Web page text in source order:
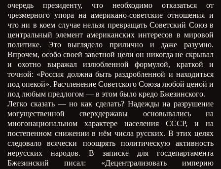
очередь президенту, что необходимо отказаться от
чрезмерного упора на американо-советские отношения и
что ни в коем случае нельзя превращать Советский Союз в
центральный элемент американских интересов в мировой
политике. Это выглядело прилично и даже разумно.
Впрочем, особо своей заветной цели он никогда не скрывал
и охотно выражал излюбленной формулой, краткой и
точной: «Россия должна быть раздробленной и находиться
под опекой». Расчленение Советского Союза любой ценой и
под любым предлогом — в этом было кредо Бжезинского.
Легко сказать — но как сделать? Надежды на разрушение
могущественной сверхдержавы основывались на
многонациональном характере населения СССР, и на
постепенном снижении в нём числа русских. В этих целях
следовало всячески поощрять политическую активность
нерусских народов. В записке для госдепартамента
Бжезинский писал: «Децентрализовать империю